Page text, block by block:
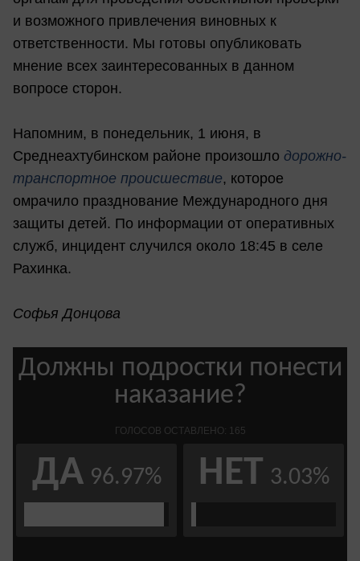
и возможного привлечения виновных к
ответственности. Мы готовы опубликовать
мнение всех заинтересованных в данном
вопросе сторон.
Напомним, в понедельник, 1 июня, в
Среднеахтубинском районе произошло дорожно-
транспортное происшествие, которое
омрачило празднование Международного дня
защиты детей. По информации от оперативных
служб, инцидент случился около 18:45 в селе
Рахинка.
Софья Донцова